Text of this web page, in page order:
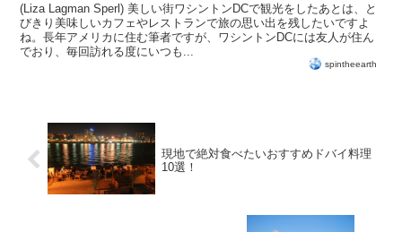
(Liza Lagman Sperl) 美しい街ワシントンDCで観光をしたあとは、と
びきり美味しいカフェやレストランで旅の思い出を残したいですよ
ね。長年アメリカに住む筆者ですが、ワシントンDCには友人が住ん
でおり、毎回訪れる度にいつも...
spintheearth
現地で絶対食べたいおすすめドバイ料理
10選！